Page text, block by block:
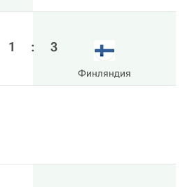
1 : 3
Финляндия